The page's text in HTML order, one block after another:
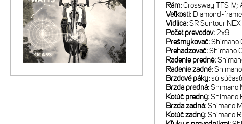
Rám:Crossway TFS
Veľkosti: Diamond-
Vidlica:SR Suntour
Počet prevodov:2x9
Prešmykovač:Shimano
Prehadzovač:Shimano
Radenie predné:
Radenie zadné:
Brzdové páky:sú
Brzda predná:Shimano
Kotúč predný:Shimano
Brzda zadná:Shimano
Kotúč zadný:Shimano